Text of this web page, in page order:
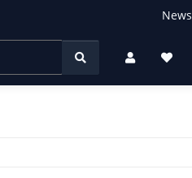
News